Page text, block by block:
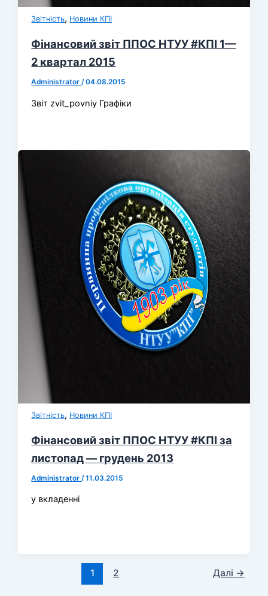
Звітність, Новини КПІ
Фінансовий звіт ППОС НТУУ #КПІ 1—
2 квартал 2015
Administrator/04.08.2015
Звіт zvit_povniy Графіки
Звітність, Новини КПІ
Фінансовий звіт ППОС НТУУ #КПІ за
листопад — грудень 2013
Administrator /11.03.2015
у вкладенні
1 2 Далі →